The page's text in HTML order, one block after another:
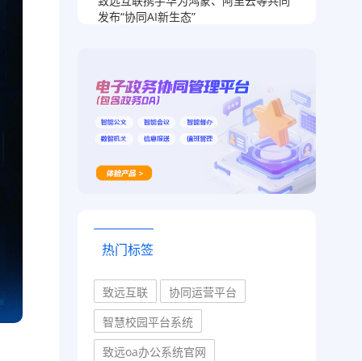
发布“协同AI新生态”
热门标签
致远互联
协同运营平台
智慧校园平台系统
致远oa办公系统官网